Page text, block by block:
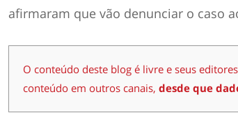
afirmaram que vão denunciar o caso
O conteúdo deste blog é livre e seus
conteúdo em outros canais, desde que